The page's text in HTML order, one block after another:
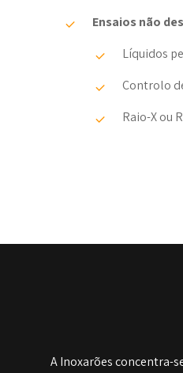
Ensaios não
Líquidos
Controlo
Raio-X ou
A Inoxarões concentra-